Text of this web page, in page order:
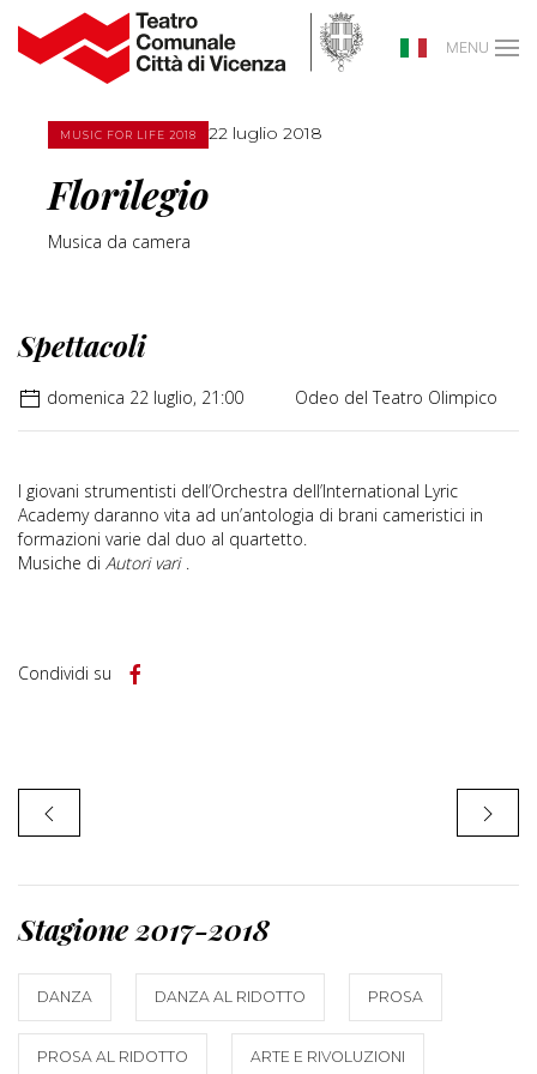
MENU
MUSIC FOR LIFE 2018 22 luglio 2018
Florilegio
Musica da camera
Spettacoli
domenica 22 luglio, 21:00 Odeo del Teatro Olimpico
I giovani strumentisti dell’Orchestra dell’International Lyric
Academy daranno vita ad un’antologia di brani cameristici in
formazioni varie dal duo al quartetto.
Musiche di Autori vari
Condividi su
Stagione 2017-2018
DANZA DANZA AL RIDOTTO PROSA
PROSA AL RIDOTTO ARTE E RIVOLUZIONI